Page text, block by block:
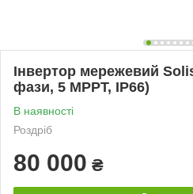
Інвертор мережевий
фази, 5 MPPT, IP66)
В наявності
Роздріб
80 000 ₴